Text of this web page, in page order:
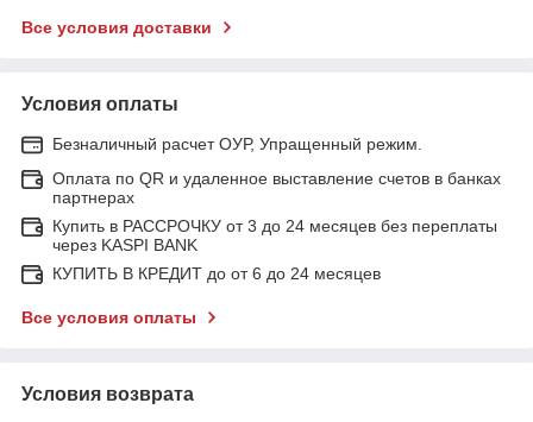
Все условия доставки
Условия оплаты
Безналичный расчет ОУР, Упращенный режим.
Оплата по QR и удаленное выставление счетов в банках
партнерах
Купить в РАССРОЧКУ от 3 до 24 месяцев без переплаты
через KASPI BANK
КУПИТЬ В КРЕДИТ до от 6 до 24 месяцев
Все условия оплаты
Условия возврата